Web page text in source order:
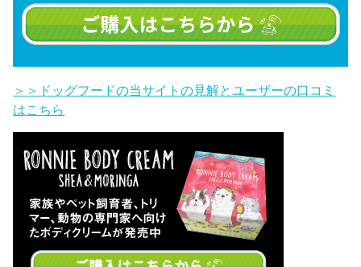
＞＞ドッグフードの当サイトの見解とユーザーの口コミ
はこちら